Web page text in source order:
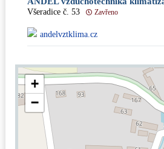
Všeradice č. 53 Zavřeno
andelvztklima.cz
+
−